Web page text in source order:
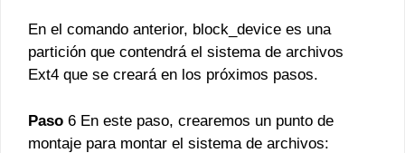
En el comando anterior, block_device es una
partición que contendrá el sistema de archivos
Ext4 que se creará en los próximos pasos.
Paso 6 En este paso, crearemos un punto de
montaje para montar el sistema de archivos: